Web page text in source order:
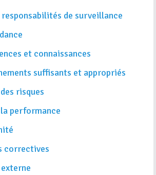
de surveillance
et connaissances
suffisants et appropriés
risques
performance
correctives